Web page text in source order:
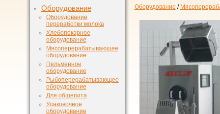
Оборудование
Оборудование
переработки молока
Хлебопекарное
оборудование
Мясоперерабатывающее
оборудование
Пельменное
оборудование
Рыбоперерабатывающее
оборудование
Для общепита
Упаковочное
оборудование
Оборудование /